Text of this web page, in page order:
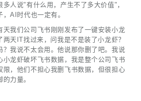
多人说"有什么用，产生不了多大价值"，
AI时代也一定有。
天我们公司飞书刚刚发布了一键安装小龙
天IT找过来，问我是不是装了小龙虾？
？我说不太会用。他说那你删了吧。我说
小龙虾破坏飞书数据，我是整个公司飞书
限，他们不担心我删飞书数据，但很担心
力量。